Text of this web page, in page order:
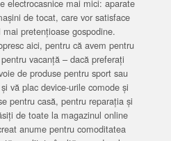
electrocasnice mai mici: aparate
de tocat, care vor satisface
pretențioase gospodine.
aici, pentru că avem pentru
vacanță – dacă preferați
de produse pentru sport sau
vă plac device-urile comode și
pentru casă, pentru reparația și
de toate la magazinul online
anume pentru comoditatea